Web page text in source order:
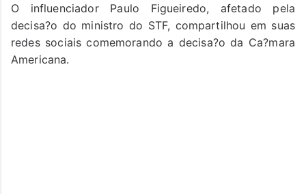
O influenciador Paulo Figueiredo, afetado pela
decisa?o do ministro do STF, compartilhou em suas
redes sociais comemorando a decisa?o da Ca?mara
Americana.